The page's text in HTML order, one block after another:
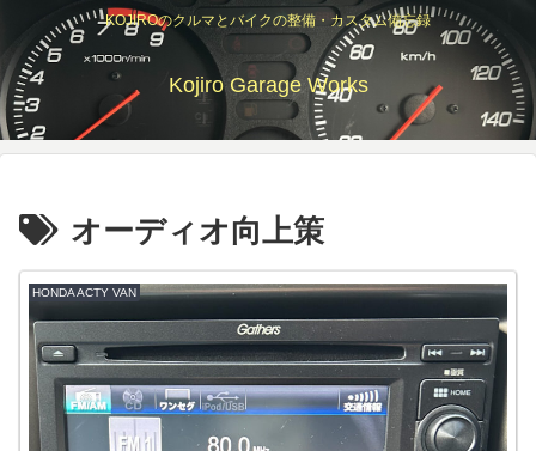
KOJIROのクルマとバイクの整備・カスタム備忘録
Kojiro Garage Works
オーディオ向上策
HONDA ACTY VAN